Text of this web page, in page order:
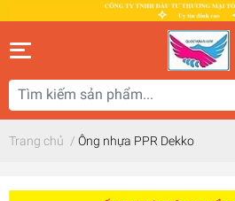
Trang chủ / Ông nhựa PPR Dekko